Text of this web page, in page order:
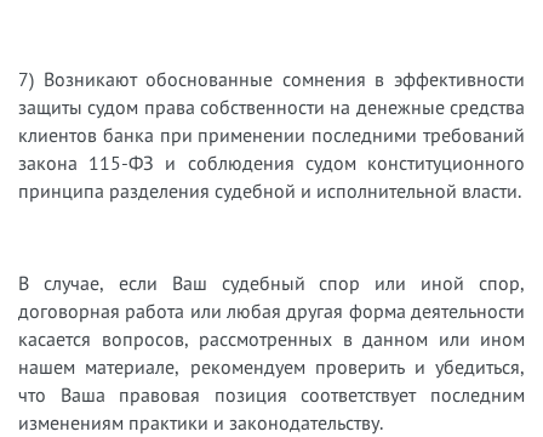
7) Возникают обоснованные сомнения в эффективности
защиты судом права собственности на денежные средства
клиентов банка при применении последними требований
закона 115-ФЗ и соблюдения судом конституционного
принципа разделения судебной и исполнительной власти.
В случае, если Ваш судебный спор или иной спор,
договорная работа или любая другая форма деятельности
касается вопросов, рассмотренных в данном или ином
нашем материале, рекомендуем проверить и убедиться,
что Ваша правовая позиция соответствует последним
изменениям практики и законодательству.